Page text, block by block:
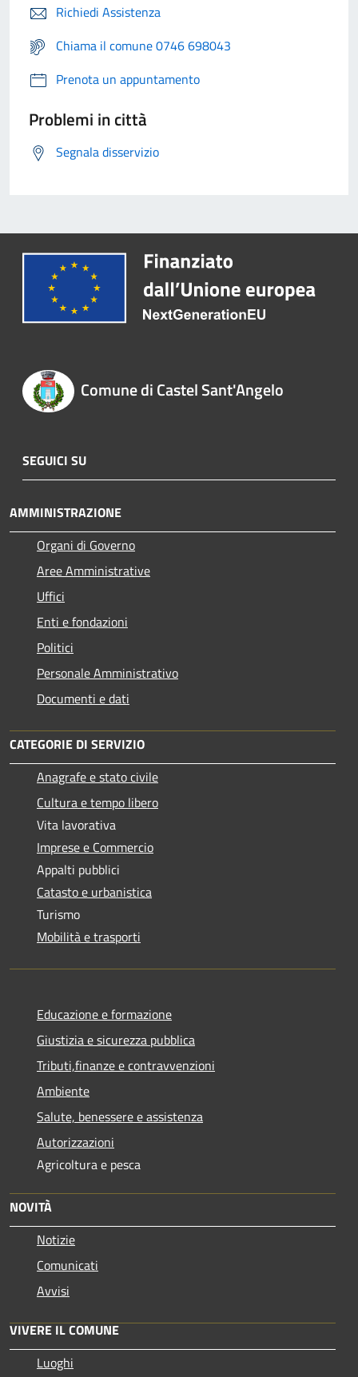
Richiedi Assistenza
Chiama il comune 0746 698043
Prenota un appuntamento
Problemi in città
Segnala disservizio
Comune di Castel Sant'Angelo
SEGUICI SU
AMMINISTRAZIONE
Organi di Governo
Aree Amministrative
Uffici
Enti e fondazioni
Politici
Personale Amministrativo
Documenti e dati
CATEGORIE DI SERVIZIO
Anagrafe e stato civile
Cultura e tempo libero
Vita lavorativa
Imprese e Commercio
Appalti pubblici
Catasto e urbanistica
Turismo
Mobilità e trasporti
Educazione e formazione
Giustizia e sicurezza pubblica
Tributi,finanze e contravvenzioni
Ambiente
Salute, benessere e assistenza
Autorizzazioni
Agricoltura e pesca
NOVITÀ
Notizie
Comunicati
Avvisi
VIVERE IL COMUNE
Luoghi